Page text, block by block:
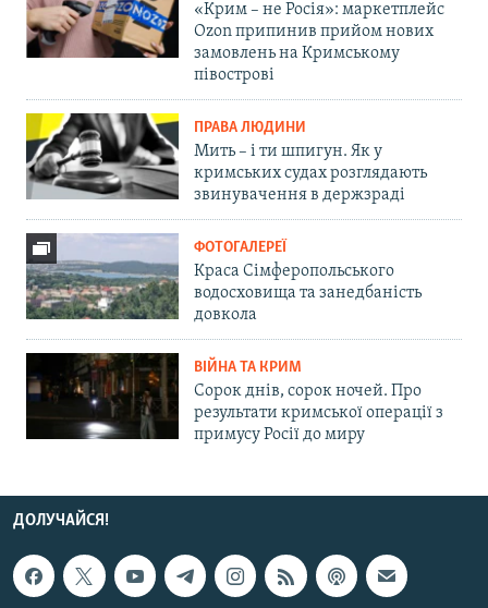
«Крим – не Росія»: маркетплейс
Ozon припинив прийом нових
замовлень на Кримському
півострові
ПРАВА ЛЮДИНИ
Мить – і ти шпигун. Як у
кримських судах розглядають
звинувачення в держзраді
ФОТОГАЛЕРЕЇ
Краса Сімферопольського
водосховища та занедбаність
довкола
ВІЙНА ТА КРИМ
Сорок днів, сорок ночей. Про
результати кримської операції з
примусу Росії до миру
ДОЛУЧАЙСЯ!